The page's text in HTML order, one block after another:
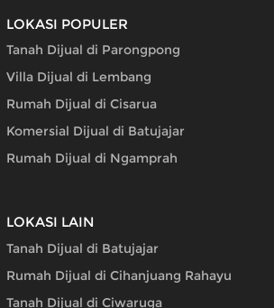
LOKASI POPULER
Tanah Dijual di Parongpong
Villa Dijual di Lembang
Rumah Dijual di Cisarua
Komersial Dijual di Batujajar
Rumah Dijual di Ngamprah
LOKASI LAIN
Tanah Dijual di Batujajar
Rumah Dijual di Cihanjuang Rahayu
Tanah Dijual di Ciwaruga